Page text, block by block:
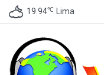
19.94℃ Lima